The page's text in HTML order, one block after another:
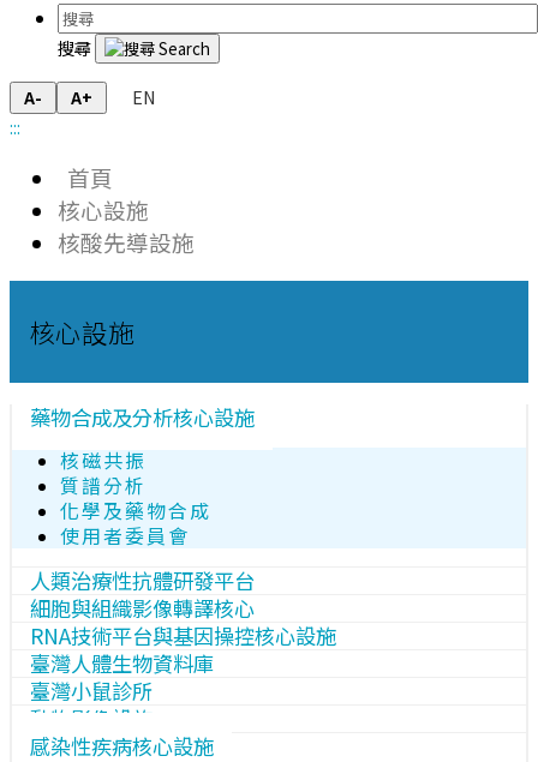
搜尋
A- A+
EN
:::
首頁
核心設施
核酸先導設施
核心設施
藥物合成及分析核心設施
核磁共振
質譜分析
化學及藥物合成
使用者委員會
人類治療性抗體研發平台
細胞與組織影像轉譯核心
RNA技術平台與基因操控核心設施
臺灣人體生物資料庫
臺灣小鼠診所
動物影像設施
感染性疾病核心設施